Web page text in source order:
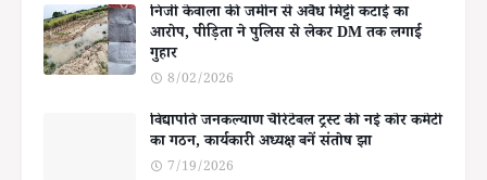
निजी केवाला की जमीन से अवैध मिट्टी कटाई का
आरोप, पीड़िता ने पुलिस से लेकर DM तक लगाई
गुहार
8/02/2026
विद्यापति जनकल्याण चैरिटेबल ट्रस्ट की नई कोर कमेटी
का गठन, कार्यकारी अध्यक्ष बनें संतोष झा
7/19/2026